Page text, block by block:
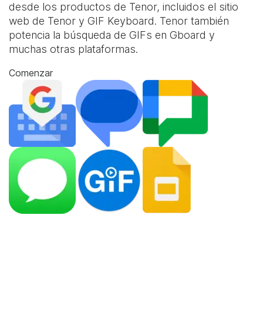
desde los productos de Tenor, incluidos el sitio
web de Tenor y GIF Keyboard. Tenor también
potencia la búsqueda de GIFs en Gboard y
muchas otras plataformas.
Comenzar